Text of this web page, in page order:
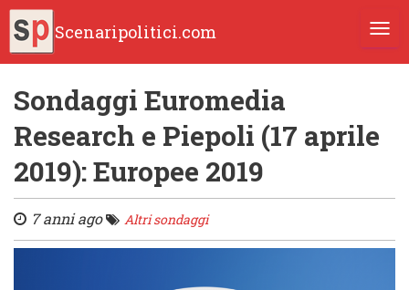
Scenaripolitici.com
Sondaggi Euromedia
Research e Piepoli (17 aprile
2019): Europee 2019
7 anni ago Altri sondaggi